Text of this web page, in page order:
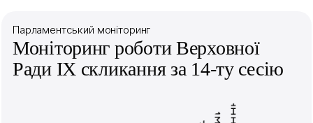
Парламентський моніторинг
Моніторинг роботи Верховної
Ради IX скликання за 14-ту сесію